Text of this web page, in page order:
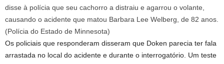
disse à polícia que seu cachorro a distraiu e agarrou o volante,
causando o acidente que matou Barbara Lee Welberg, de 82 anos.
(Polícia do Estado de Minnesota)
Os policiais que responderam disseram que Doken parecia ter fala
arrastada no local do acidente e durante o interrogatório. Um teste